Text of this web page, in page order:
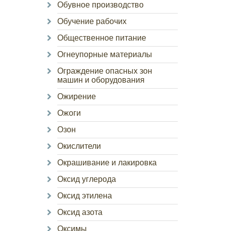
Обувное производство
Обучение рабочих
Общественное питание
Огнеупорные материалы
Ограждение опасных зон
машин и оборудования
Ожирение
Ожоги
Озон
Окислители
Окрашивание и лакировка
Оксид углерода
Оксид этилена
Оксид азота
Оксимы